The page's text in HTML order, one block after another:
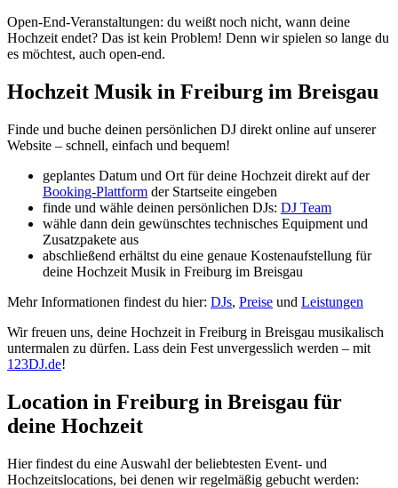
Open-End-Veranstaltungen: du weißt noch nicht, wann deine
Hochzeit endet? Das ist kein Problem! Denn wir spielen so lange du
es möchtest, auch open-end.
Hochzeit Musik in Freiburg im Breisgau
Finde und buche deinen persönlichen DJ direkt online auf unserer
Website – schnell, einfach und bequem!
geplantes Datum und Ort für deine Hochzeit direkt auf der
Booking-Plattform der Startseite eingeben
finde und wähle deinen persönlichen DJs: DJ Team
wähle dann dein gewünschtes technisches Equipment und
Zusatzpakete aus
abschließend erhältst du eine genaue Kostenaufstellung für
deine Hochzeit Musik in Freiburg im Breisgau
Mehr Informationen findest du hier: DJs, Preise und Leistungen
Wir freuen uns, deine Hochzeit in Freiburg in Breisgau musikalisch
untermalen zu dürfen. Lass dein Fest unvergesslich werden – mit
123DJ.de!
Location in Freiburg in Breisgau für
deine Hochzeit
Hier findest du eine Auswahl der beliebtesten Event- und
Hochzeitslocations, bei denen wir regelmäßig gebucht werden: